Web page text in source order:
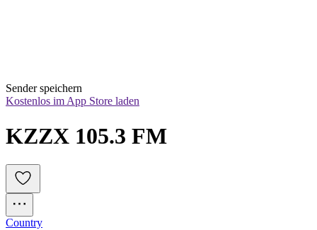
Sender speichern
Kostenlos im App Store laden
KZZX 105.3 FM
Country